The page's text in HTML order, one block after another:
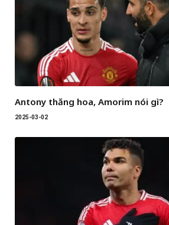
Antony thăng hoa, Amorim nói gì?
2025-03-02